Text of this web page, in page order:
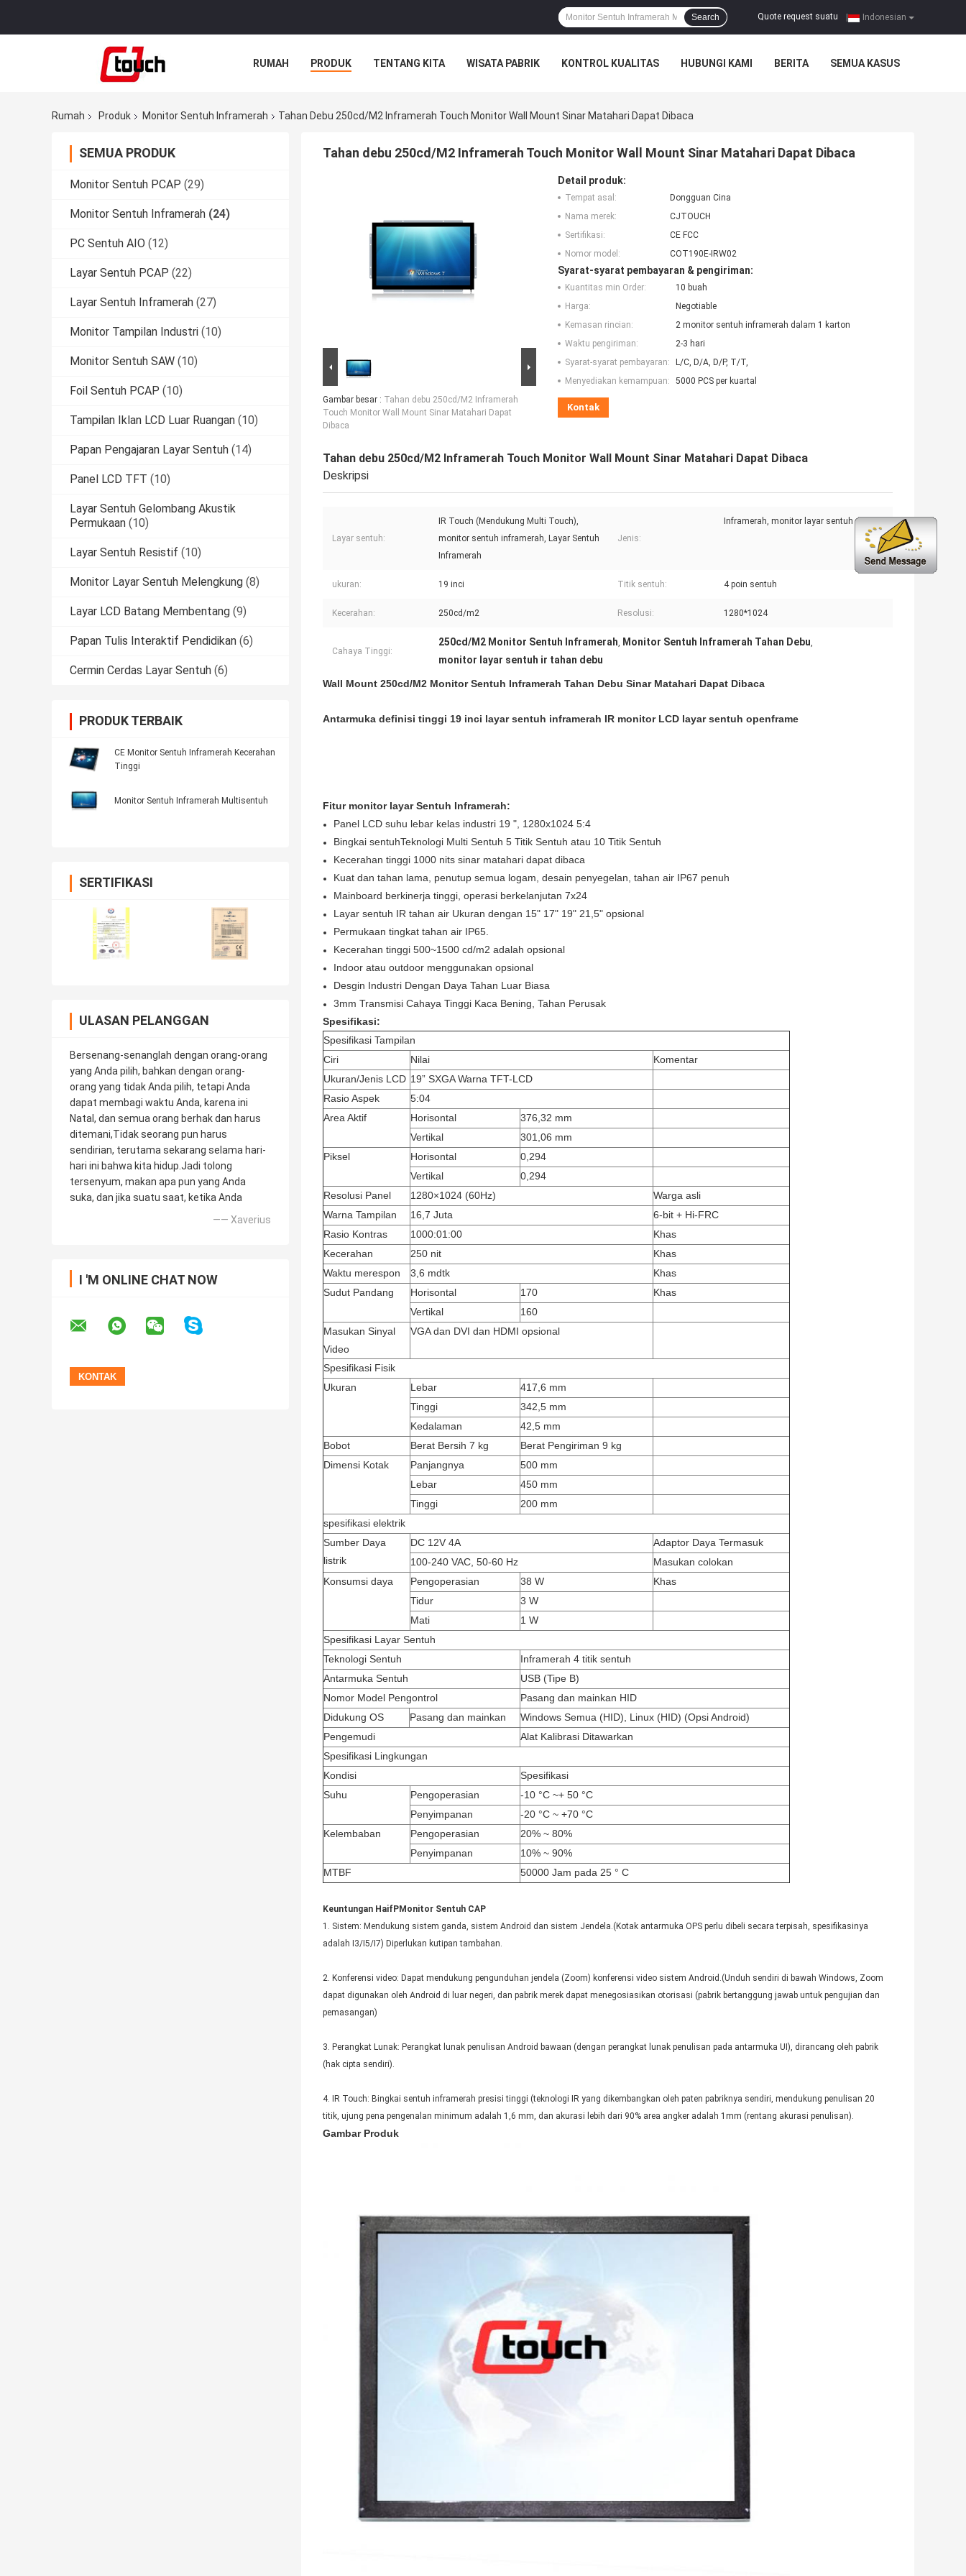
Indonesian
Quote request suatu
Search
RUMAH PRODUK TENTANG KITA WISATA PABRIK KONTROL KUALITAS HUBUNGI KAMI BERITA SEMUA KASUS
Rumah Produk Monitor Sentuh Inframerah Tahan Debu 250cd/M2 Inframerah Touch Monitor Wall Mount Sinar Matahari Dapat Dibaca
SEMUA PRODUK
Monitor Sentuh PCAP (29)
Monitor Sentuh Inframerah (24)
PC Sentuh AIO (12)
Layar Sentuh PCAP (22)
Layar Sentuh Inframerah (27)
Monitor Tampilan Industri (10)
Monitor Sentuh SAW (10)
Foil Sentuh PCAP (10)
Tampilan Iklan LCD Luar Ruangan (10)
Papan Pengajaran Layar Sentuh (14)
Panel LCD TFT (10)
Layar Sentuh Gelombang Akustik
Permukaan (10)
Layar Sentuh Resistif (10)
Monitor Layar Sentuh Melengkung (8)
Layar LCD Batang Membentang (9)
Papan Tulis Interaktif Pendidikan (6)
Cermin Cerdas Layar Sentuh (6)
PRODUK TERBAIK
CE Monitor Sentuh Inframerah Kecerahan
Tinggi
Monitor Sentuh Inframerah Multisentuh
SERTIFIKASI
ULASAN PELANGGAN
Bersenang-senanglah dengan orang-orang
yang Anda pilih, bahkan dengan orang-
orang yang tidak Anda pilih, tetapi Anda
dapat membagi waktu Anda, karena ini
Natal, dan semua orang berhak dan harus
ditemani,Tidak seorang pun harus
sendirian, terutama sekarang selama hari-
hari ini bahwa kita hidup.Jadi tolong
tersenyum, makan apa pun yang Anda
suka, dan jika suatu saat, ketika Anda
—— Xaverius
I 'M ONLINE CHAT NOW
Tahan debu 250cd/M2 Inframerah Touch Monitor Wall Mount Sinar Matahari Dapat Dibaca
Gambar besar : Tahan debu 250cd/M2 Inframerah
Touch Monitor Wall Mount Sinar Matahari Dapat
Dibaca
Detail produk:
Tempat asal:
Dongguan Cina
Nama merek:
CJTOUCH
Sertifikasi:
CE FCC
Nomor model:
COT190E-IRW02
Syarat-syarat pembayaran & pengiriman:
Kuantitas min Order:
10 buah
Harga:
Negotiable
Kemasan rincian:
2 monitor sentuh inframerah dalam 1 karton
Waktu pengiriman:
2-3 hari
Syarat-syarat pembayaran:
L/C, D/A, D/P, T/T,
Menyediakan kemampuan:
5000 PCS per kuartal
Kontak
Tahan debu 250cd/M2 Inframerah Touch Monitor Wall Mount Sinar Matahari Dapat Dibaca
Deskripsi
Layar sentuh:
IR Touch (Mendukung Multi Touch),
monitor sentuh inframerah, Layar Sentuh
Inframerah
Jenis:
Inframerah, monitor layar sentuh
ukuran: 19 inci Titik sentuh: 4 poin sentuh
Kecerahan: 250cd/m2 Resolusi: 1280*1024
Cahaya Tinggi:
250cd/M2 Monitor Sentuh Inframerah, Monitor Sentuh Inframerah Tahan Debu,
monitor layar sentuh ir tahan debu
Wall Mount 250cd/M2 Monitor Sentuh Inframerah Tahan Debu Sinar Matahari Dapat Dibaca
Antarmuka definisi tinggi 19 inci layar sentuh inframerah IR monitor LCD layar sentuh openframe
Fitur monitor layar Sentuh Inframerah:
Panel LCD suhu lebar kelas industri 19 ", 1280x1024 5:4
Bingkai sentuhTeknologi Multi Sentuh 5 Titik Sentuh atau 10 Titik Sentuh
Kecerahan tinggi 1000 nits sinar matahari dapat dibaca
Kuat dan tahan lama, penutup semua logam, desain penyegelan, tahan air IP67 penuh
Mainboard berkinerja tinggi, operasi berkelanjutan 7x24
Layar sentuh IR tahan air Ukuran dengan 15" 17" 19" 21,5" opsional
Permukaan tingkat tahan air IP65.
Kecerahan tinggi 500~1500 cd/m2 adalah opsional
Indoor atau outdoor menggunakan opsional
Desgin Industri Dengan Daya Tahan Luar Biasa
3mm Transmisi Cahaya Tinggi Kaca Bening, Tahan Perusak
Spesifikasi:
Spesifikasi Tampilan
Ciri
Nilai
Komentar
Ukuran/Jenis LCD 19” SXGA Warna TFT-LCD
Rasio Aspek
5:04
Area Aktif
Horisontal
376,32 mm
Vertikal
301,06 mm
Piksel
Horisontal
0,294
Vertikal
0,294
Resolusi Panel
1280×1024 (60Hz)
Warga asli
Warna Tampilan
16,7 Juta
6-bit + Hi-FRC
Rasio Kontras
1000:01:00
Khas
Kecerahan
250 nit
Khas
Waktu merespon
3,6 mdtk
Khas
Sudut Pandang
Horisontal 170
Khas
Vertikal
160
Masukan Sinyal
Video
VGA dan DVI dan HDMI opsional
Spesifikasi Fisik
Ukuran
Lebar
417,6 mm
Tinggi
342,5 mm
Kedalaman
42,5 mm
Bobot
Berat Bersih 7 kg
Berat Pengiriman 9 kg
Dimensi Kotak
Panjangnya
500 mm
Lebar
450 mm
Tinggi
200 mm
spesifikasi elektrik
Sumber Daya
listrik
DC 12V 4A
Adaptor Daya Termasuk
100-240 VAC, 50-60 Hz
Masukan colokan
Konsumsi daya
Pengoperasian 38 W
Khas
Tidur
3 W
Mati
1 W
Spesifikasi Layar Sentuh
Teknologi Sentuh
Inframerah 4 titik sentuh
Antarmuka Sentuh
USB (Tipe B)
Nomor Model Pengontrol
Pasang dan mainkan HID
Didukung OS
Pasang dan mainkan
Windows Semua (HID), Linux (HID) (Opsi Android)
Pengemudi
Alat Kalibrasi Ditawarkan
Spesifikasi Lingkungan
Kondisi
Spesifikasi
Suhu
Pengoperasian
-10 °C ~+ 50 °C
Penyimpanan
-20 °C ~ +70 °C
Kelembaban
Pengoperasian
20% ~ 80%
Penyimpanan
10% ~ 90%
MTBF
50000 Jam pada 25 ° C
Keuntungan HaifPMonitor Sentuh CAP
1. Sistem: Mendukung sistem ganda, sistem Android dan sistem Jendela.(Kotak antarmuka OPS perlu dibeli secara terpisah, spesifikasinya
adalah I3/I5/I7) Diperlukan kutipan tambahan.
2. Konferensi video: Dapat mendukung pengunduhan jendela (Zoom) konferensi video sistem Android.(Unduh sendiri di bawah Windows, Zoom
dapat digunakan oleh Android di luar negeri, dan pabrik merek dapat menegosiasikan otorisasi (pabrik bertanggung jawab untuk pengujian dan
pemasangan)
3. Perangkat Lunak: Perangkat lunak penulisan Android bawaan (dengan perangkat lunak penulisan pada antarmuka UI), dirancang oleh pabrik
(hak cipta sendiri).
4. IR Touch: Bingkai sentuh inframerah presisi tinggi (teknologi IR yang dikembangkan oleh paten pabriknya sendiri, mendukung penulisan 20
titik, ujung pena pengenalan minimum adalah 1,6 mm, dan akurasi lebih dari 90% area angker adalah 1mm (rentang akurasi penulisan).
Gambar Produk